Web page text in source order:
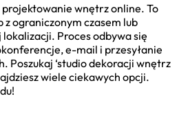
wnętrz online. To
z ograniczonym czasem lub
Proces odbywa się
e-mail i przesyłanie
Poszukaj ‘studio dekoracji wnętrz
wiele ciekawych opcji.